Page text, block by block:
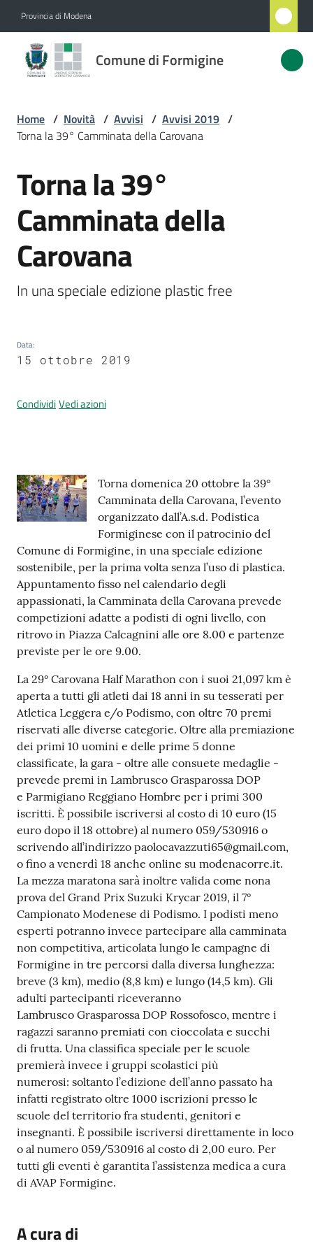
Provincia di Modena
Comune di Formigine
Comune
di
Novità
Servizi
Vivere
Formigine
Prenotazione
e
r
t
a
e
t
e
o
Tutti
argomenti...
Seguici
su
Home / Novità / Avvisi / Avvisi 2019 /
Torna la 39° Camminata della Carovana
Salta al contenuto
Torna la 39°
Camminata della
Carovana
In una speciale edizione plastic free
Data:
15 ottobre 2019
CondividiVedi azioni
Contenuto
Torna domenica 20 ottobre la 39°
Camminata della Carovana, l’evento
organizzato dall’A.s.d. Podistica
Formiginese con il patrocinio del
Comune di Formigine, in una speciale edizione
sostenibile, per la prima volta senza l’uso di plastica.
Appuntamento fisso nel calendario degli
appassionati, la Camminata della Carovana prevede
competizioni adatte a podisti di ogni livello, con
ritrovo in Piazza Calcagnini alle ore 8.00 e partenze
previste per le ore 9.00.
La 29° Carovana Half Marathon con i suoi 21,097 km è
aperta a tutti gli atleti dai 18 anni in su tesserati per
Atletica Leggera e/o Podismo, con oltre 70 premi
riservati alle diverse categorie. Oltre alla premiazione
dei primi 10 uomini e delle prime 5 donne
classificate, la gara - oltre alle consuete medaglie -
prevede premi in Lambrusco Grasparossa DOP
e Parmigiano Reggiano Hombre per i primi 300
iscritti. È possibile iscriversi al costo di 10 euro (15
euro dopo il 18 ottobre) al numero 059/530916 o
scrivendo all’indirizzo paolocavazzuti65@gmail.com,
o fino a venerdì 18 anche online su modenacorre.it.
La mezza maratona sarà inoltre valida come nona
prova del Grand Prix Suzuki Krycar 2019, il 7°
Campionato Modenese di Podismo. I podisti meno
esperti potranno invece partecipare alla camminata
non competitiva, articolata lungo le campagne di
Formigine in tre percorsi dalla diversa lunghezza:
breve (3 km), medio (8,8 km) e lungo (14,5 km). Gli
adulti partecipanti riceveranno
Lambrusco Grasparossa DOP Rossofosco, mentre i
ragazzi saranno premiati con cioccolata e succhi
di frutta. Una classifica speciale per le scuole
premierà invece i gruppi scolastici più
numerosi: soltanto l’edizione dell’anno passato ha
infatti registrato oltre 1000 iscrizioni presso le
scuole del territorio fra studenti, genitori e
insegnanti. È possibile iscriversi direttamente in loco
o al numero 059/530916 al costo di 2,00 euro. Per
tutti gli eventi è garantita l’assistenza medica a cura
di AVAP Formigine.
A cura di